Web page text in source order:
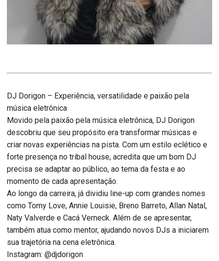
DJ Dorigon – Experiência, versatilidade e paixão pela
música eletrônica
Movido pela paixão pela música eletrônica, DJ Dorigon
descobriu que seu propósito era transformar músicas e
criar novas experiências na pista. Com um estilo eclético e
forte presença no tribal house, acredita que um bom DJ
precisa se adaptar ao público, ao tema da festa e ao
momento de cada apresentação.
Ao longo da carreira, já dividiu line-up com grandes nomes
como Tomy Love, Annie Louisie, Breno Barreto, Allan Natal,
Naty Valverde e Cacá Verneck. Além de se apresentar,
também atua como mentor, ajudando novos DJs a iniciarem
sua trajetória na cena eletrônica.
Instagram: @djdorigon